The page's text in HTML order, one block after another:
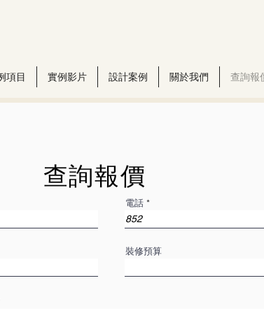
項目 實例影片 設計案例 關於我們 查詢報
查詢報價
電話
裝修預算